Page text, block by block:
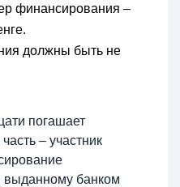
финансирования –
должны быть не
погашает
– участник
выданному банком